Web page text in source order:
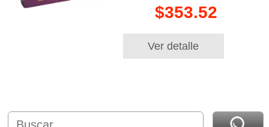
$353.52
Ver detalle